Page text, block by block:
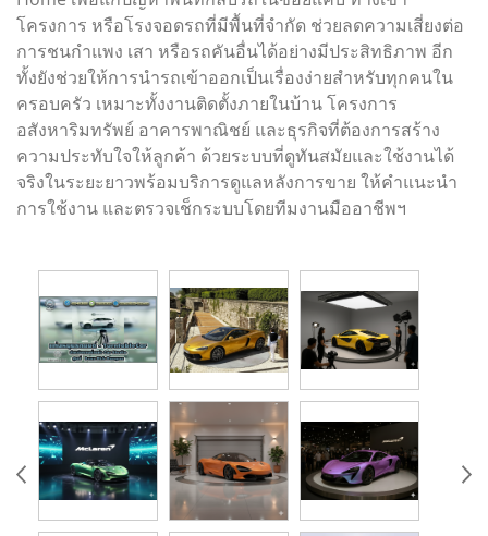
โครงการ หรือโรงจอดรถที่มีพื้นที่จำกัด ช่วยลดความเสี่ยงต่อ
การชนกำแพง เสา หรือรถคันอื่นได้อย่างมีประสิทธิภาพ อีก
ทั้งยังช่วยให้การนำรถเข้าออกเป็นเรื่องง่ายสำหรับทุกคนใน
ครอบครัว เหมาะทั้งงานติดตั้งภายในบ้าน โครงการ
อสังหาริมทรัพย์ อาคารพาณิชย์ และธุรกิจที่ต้องการสร้าง
ความประทับใจให้ลูกค้า ด้วยระบบที่ดูทันสมัยและใช้งานได้
จริงในระยะยาวพร้อมบริการดูแลหลังการขาย ให้คำแนะนำ
การใช้งาน และตรวจเช็กระบบโดยทีมงานมืออาชีพฯ